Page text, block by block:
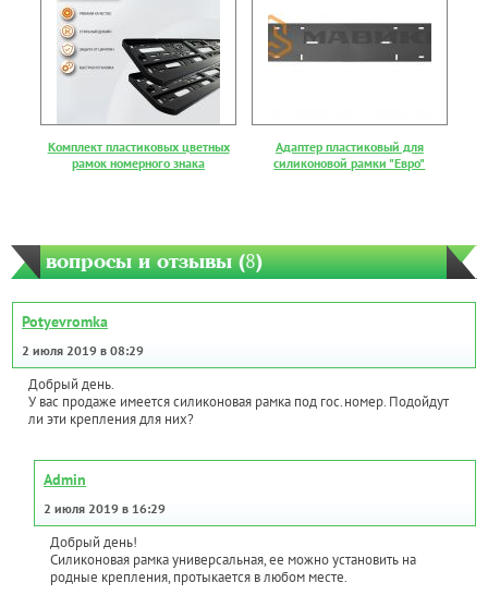
Комплект пластиковых цветных
рамок номерного знака
Адаптер пластиковый для
силиконовой рамки "Евро"
вопросы и отзывы (8)
Potyevromka
2 июля 2019 в 08:29
Добрый день.
У вас продаже имеется силиконовая рамка под гос.номер. Подойдут
ли эти крепления для них?
Admin
2 июля 2019 в 16:29
Добрый день!
Силиконовая рамка универсальная, ее можно установить на
родные крепления, протыкается в любом месте.